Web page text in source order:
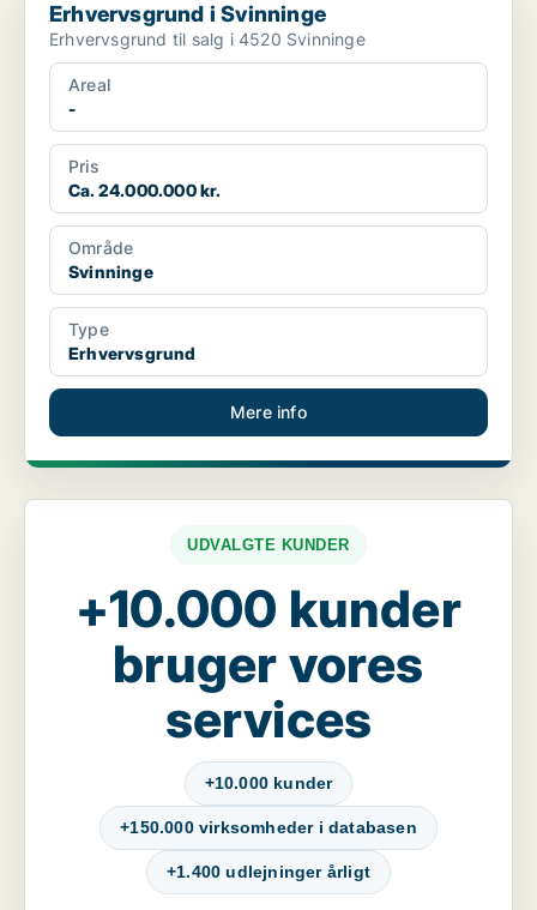
Erhvervsgrund i Svinninge
Erhvervsgrund til salg i 4520 Svinninge
Areal
-
Pris
Ca. 24.000.000 kr.
Område
Svinninge
Type
Erhvervsgrund
Mere info
UDVALGTE KUNDER
+10.000 kunder
bruger vores
services
+10.000 kunder
+150.000 virksomheder i databasen
+1.400 udlejninger årligt